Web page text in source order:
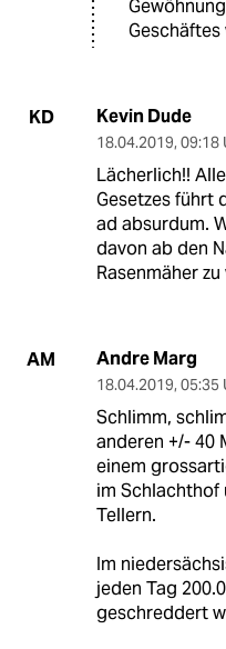
Geschäftes
KD Kevin Dude
18.04.2019, 09:18
Lächerlich!!
Gesetzes führt
ad absurdum.
davon ab den
Rasenmäher
AM Andre Marg
18.04.2019, 05:35
Schlimm,
anderen +/- 40
einem
im Schlachthof
Tellern.
Im
jeden Tag
geschreddert